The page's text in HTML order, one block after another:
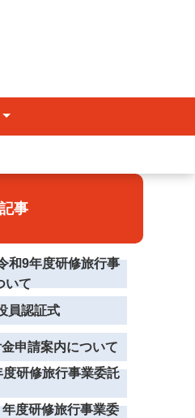
事
和9年度研修旅行事
いて
員認証式
申請案内について
度研修旅行事業委託
度研修旅行事業委